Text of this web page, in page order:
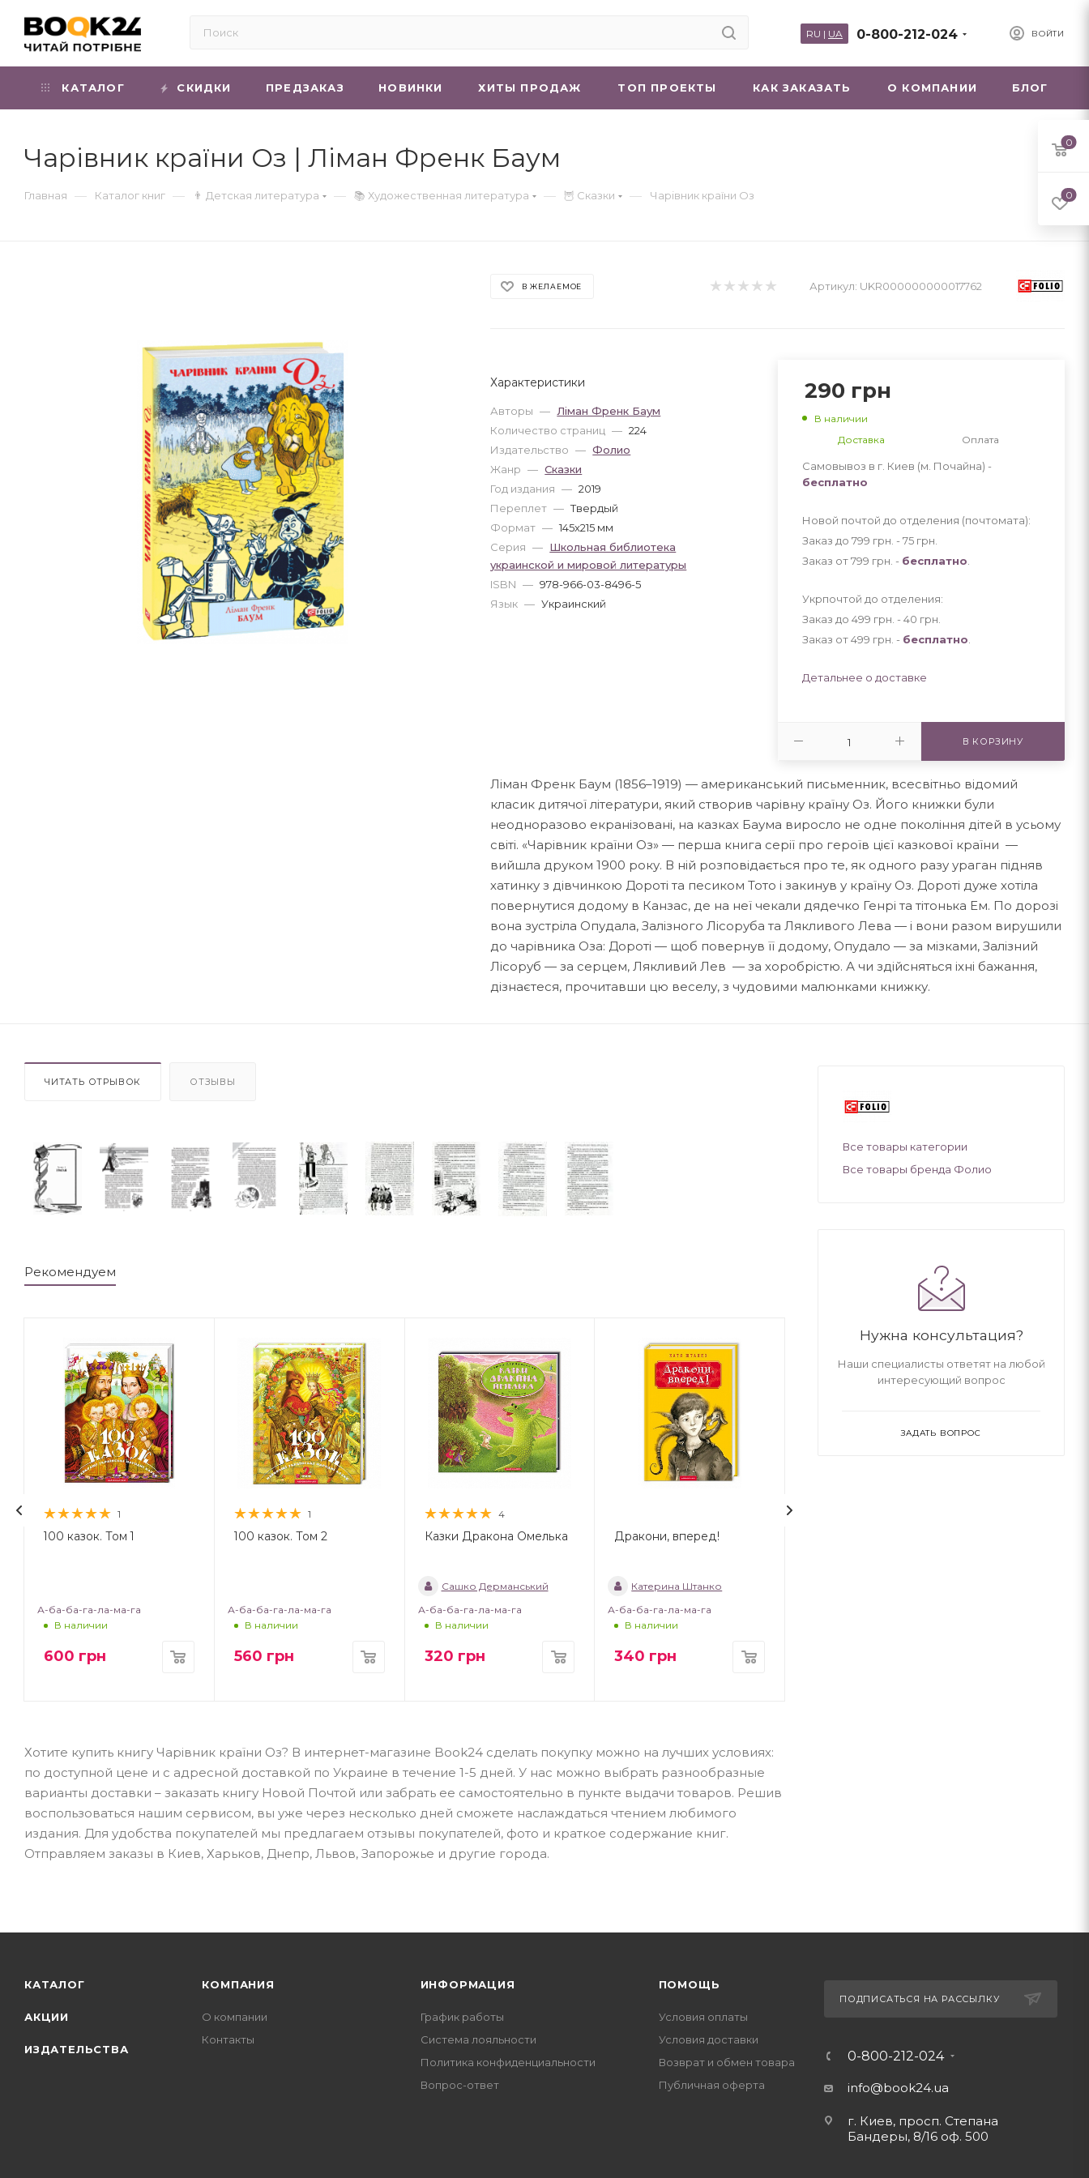
ВОЙТИ
0-800-212-024
RU | UA
КАТАЛОГ СКИДКИ ПРЕДЗАКАЗ НОВИНКИ ХИТЫ ПРОДАЖ ТОП ПРОЕКТЫ КАК ЗАКАЗАТЬ О КОМПАНИИ БЛОГ
Чарівник країни Оз | Ліман Френк Баум
Главная — Каталог книг — 👨 Детская литература — 📚 Художественная литература — 🦉 Сказки — Чарівник країни Оз
В ЖЕЛАЕМОЕ Артикул: UKR000000000017762
Характеристики
Авторы — Ліман Френк Баум
Количество страниц — 224
Издательство — Фолио
Жанр — Сказки
Год издания — 2019
Переплет — Твердый
Формат — 145x215 мм
Серия — Школьная библиотека
украинской и мировой литературы
ISBN — 978-966-03-8496-5
Язык — Украинский
290 грн
В наличии
Доставка
Оплата
Самовывоз в г. Киев (м. Почайна) -
бесплатно
Новой почтой до отделения (почтомата):
Заказ до 799 грн. - 75 грн
Заказ от 799 грн. - бесплатно
Укрпочтой до отделения:
Заказ до 499 грн. - 40 грн
Заказ от 499 грн. - бесплатно
Детальнее о доставке
В КОРЗИНУ
Ліман Френк Баум (1856–1919) — американський письменник, всесвітньо відомий
класик дитячої літератури, який створив чарівну країну Оз. Його книжки були
неодноразово екранізовані, на казках Баума виросло не одне покоління дітей в усьому
світі. «Чарівник країни Оз» — перша книга серії про героїв цієї казкової країни —
вийшла друком 1900 року. В ній розповідається про те, як одного разу ураган підняв
хатинку з дівчинкою Дороті та песиком Тото і закинув у країну Оз. Дороті дуже хотіла
повернутися додому в Канзас, де на неї чекали дядечко Генрі та тітонька Ем. По дорозі
вона зустріла Опудала, Залізного Лісоруба та Лякливого Лева — і вони разом вирушили
до чарівника Оза: Дороті — щоб повернув її додому, Опудало — за мізками, Залізний
Лісоруб — за серцем, Лякливий Лев — за хоробрістю. А чи здійсняться іхні бажання,
дізнаєтеся, прочитавши цю веселу, з чудовими малюнками книжку.
ЧИТАТЬ ОТРЫВОК ОТЗЫВЫ
Рекомендуем
1
100 казок. Том 1
А-ба-ба-га-ла-ма-га
В наличии
600 грн
1
100 казок. Том 2
А-ба-ба-га-ла-ма-га
В наличии
560 грн
4
Казки Дракона Омелька
Сашко Дерманський
А-ба-ба-га-ла-ма-га
В наличии
320 грн
Дракони, вперед!
Катерина Штанко
А-ба-ба-га-ла-ма-га
В наличии
340 грн
Хотите купить книгу Чарівник країни Оз? В интернет-магазине Book24 сделать покупку можно на лучших условиях:
по доступной цене и с адресной доставкой по Украине в течение 1-5 дней. У нас можно выбрать разнообразные
варианты доставки – заказать книгу Новой Почтой или забрать ее самостоятельно в пункте выдачи товаров. Решив
воспользоваться нашим сервисом, вы уже через несколько дней сможете наслаждаться чтением любимого
издания. Для удобства покупателей мы предлагаем отзывы покупателей, фото и краткое содержание книг.
Отправляем заказы в Киев, Харьков, Днепр, Львов, Запорожье и другие города.
Все товары категории
Все товары бренда Фолио
Нужна консультация?
Наши специалисты ответят на любой
интересующий вопрос
ЗАДАТЬ ВОПРОС
КАТАЛОГ
АКЦИИ
ИЗДАТЕЛЬСТВА
КОМПАНИЯ
О компании
Контакты
ИНФОРМАЦИЯ
График работы
Система лояльности
Политика конфиденциальности
Вопрос-ответ
ПОМОЩЬ
Условия оплаты
Условия доставки
Возврат и обмен товара
Публичная оферта
ПОДПИСАТЬСЯ НА РАССЫЛКУ
0-800-212-024
info@book24.ua
г. Киев, просп. Степана
Бандеры, 8/16 оф. 500
0
0